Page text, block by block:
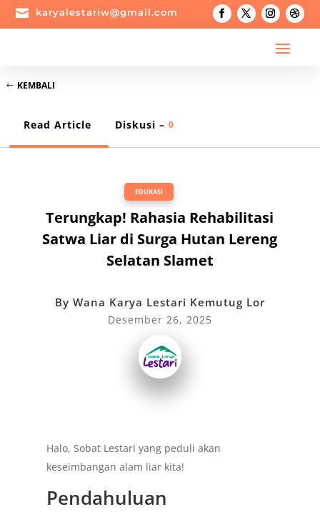
 karyalestariw@gmail.com
KEMBALI
Read Article Diskusi – 0
EDUKASI
Terungkap! Rahasia Rehabilitasi
Satwa Liar di Surga Hutan Lereng
Selatan Slamet
By Wana Karya Lestari Kemutug Lor
Desember 26, 2025
Halo, Sobat Lestari yang peduli akan
keseimbangan alam liar kita!
Pendahuluan